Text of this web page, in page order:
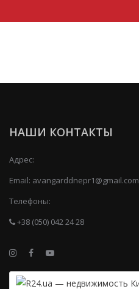
НАШИ КОНТАКТЫ
Адрес:
Email: avangarddnepr1@gmail.com
Телефоны:
+38 (050) 042 24 28